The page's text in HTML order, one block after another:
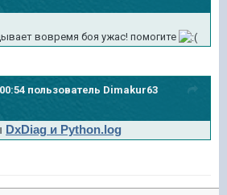
вовремя боя ужас! помогите
пользователь Dimakur63
DxDiag и Python.log